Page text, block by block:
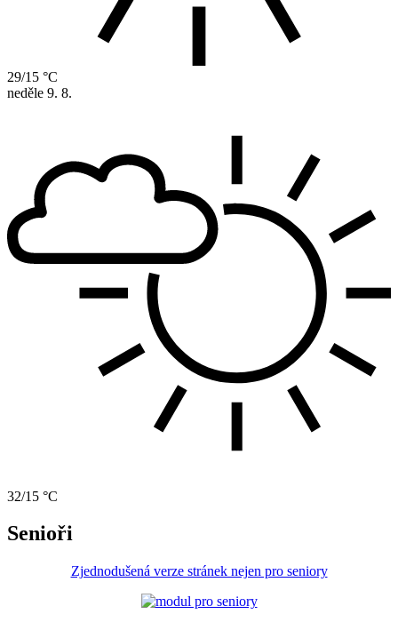
29/15 °C
neděle 9. 8.
32/15 °C
Senioři
Zjednodušená verze stránek nejen pro seniory